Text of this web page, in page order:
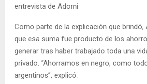
entrevista de Adorni
Como parte de la explicación que
que esa suma fue producto de los
generar tras haber trabajado toda una
privado. “Ahorramos en negro, como
argentinos”, explicó.